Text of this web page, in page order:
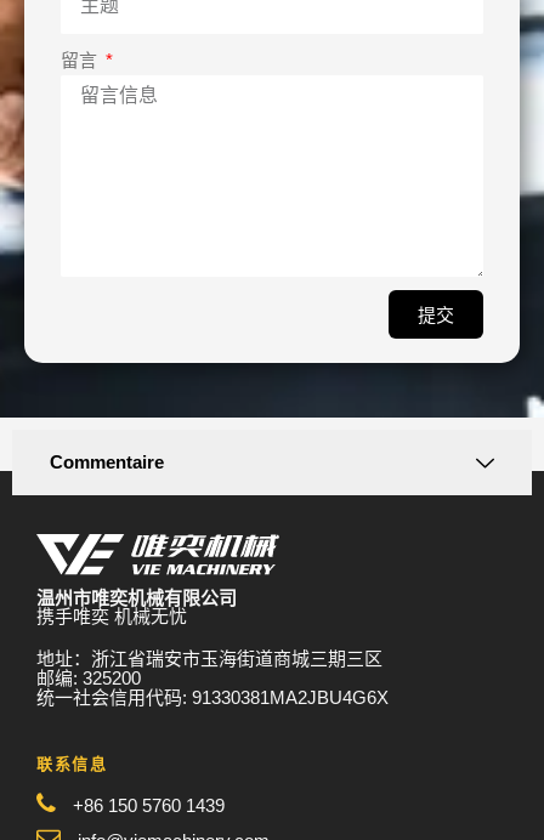
留言
提交
Commentaire
温州市唯奕机械有限公司
携手唯奕 机械无忧
地址：浙江省瑞安市玉海街道商城三期三区
邮编: 325200
统一社会信用代码: 91330381MA2JBU4G6X
联系信息
+86 150 5760 1439